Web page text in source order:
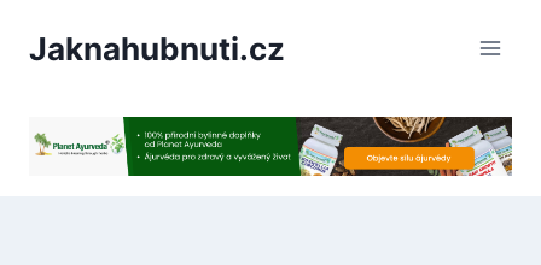
Jaknahubnuti.cz